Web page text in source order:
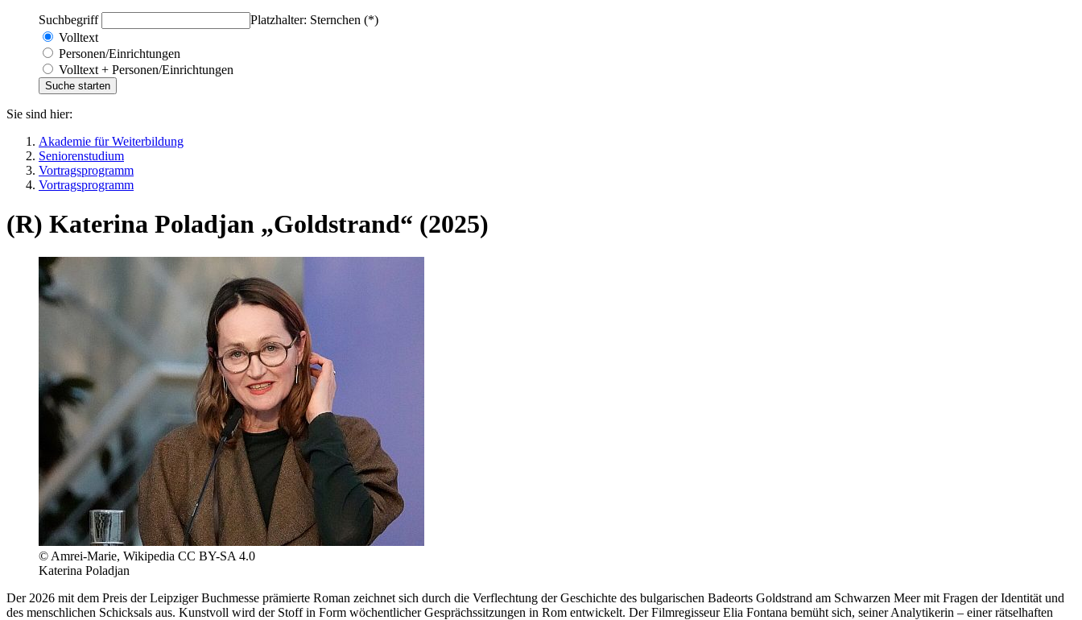
Suchbegriff
Platzhalter: Sternchen (*)
Volltext
Personen/Einrichtungen
Volltext + Personen/Einrichtungen
Sie sind hier:
Akademie für Weiterbildung
Seniorenstudium
Vortragsprogramm
Vortragsprogramm
(R) Katerina Poladjan „Goldstrand“ (2025)
© Amrei-Marie, Wikipedia CC BY-SA 4.0
Katerina Poladjan
Der 2026 mit dem Preis der Leipziger Buchmesse prämierte Roman zeichnet sich durch die Verflechtung der Geschichte des bulgarischen Badeorts Goldstrand am Schwarzen Meer mit Fragen der Identität und
des menschlichen Schicksals aus. Kunstvoll wird der Stoff in Form wöchentlicher Gesprächssitzungen in Rom entwickelt. Der Filmregisseur Elia Fontana bemüht sich, seiner Analytikerin – einer rätselhaften